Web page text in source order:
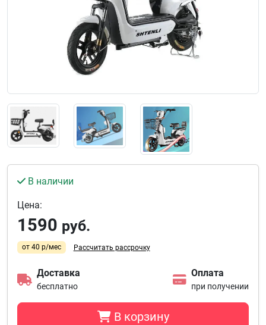
В наличии
Цена:
1590 руб.
от 40 р/мес Рассчитать рассрочку
Доставка
бесплатно
Оплата
при получении
В корзину